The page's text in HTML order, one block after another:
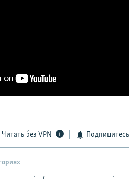
Читать без VPN Подпишитесь